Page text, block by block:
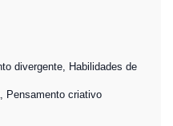
divergente, Habilidades de
Pensamento criativo